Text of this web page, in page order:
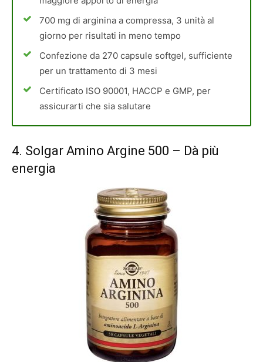
700 mg di arginina a compressa, 3 unità al
giorno per risultati in meno tempo
Confezione da 270 capsule softgel, sufficiente
per un trattamento di 3 mesi
Certificato ISO 90001, HACCP e GMP, per
assicurarti che sia salutare
4. Solgar Amino Argine 500 – Dà più
energia